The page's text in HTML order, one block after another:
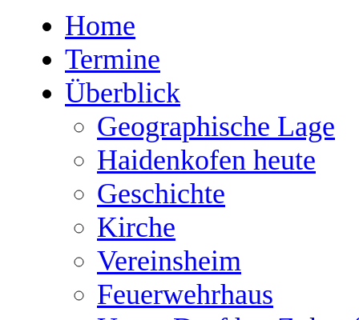
Home
Termine
Überblick
Geographische Lage
Haidenkofen heute
Geschichte
Kirche
Vereinsheim
Feuerwehrhaus